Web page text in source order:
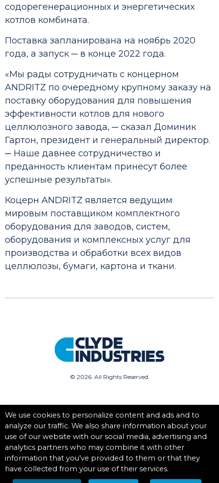
содорегенерационных и энергетических
котлов комбината.
Поставка запланирована на ноябрь 2020
года, а запуск ─ в конце 2022 года.
«Мы рады сотрудничать с концерном
ANDRITZ по очередному крупному заказу на
поставку оборудования для повышения
эффективности котлов для нового
целлюлозного завода, ─ сказал Доминик
Гартон, президент и генеральный директор.
─ Наше давнее сотрудничество и
преданность клиентам принесут более
успешные результаты».
Коцерн ANDRITZ является ведущим
мировым поставщиком комплектного
оборудования для заводов, систем,
оборудования и комплексных услуг для
производства и обработки всех видов
целлюлозы, бумаги, картона и ткани.
© 2026. All Rights Reserved.
Privacy Policy|Terms + Conditions|Cookie Statement
We use cookies to personalize content and ads and to
analyze our traffic. We also share information about your
use of our website with our social media, advertising and
analytics partners who may combine it with other
information that you’ve provided to them or that they
have collected from your use of their services.